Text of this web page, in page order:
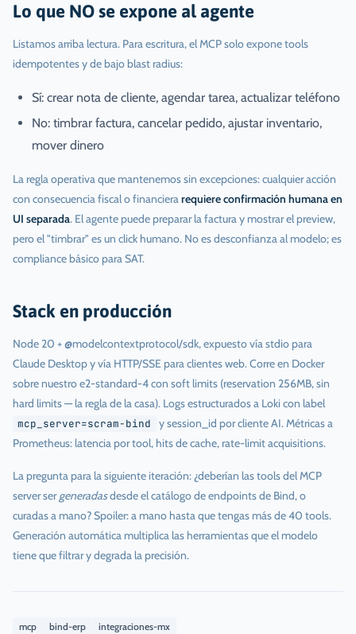
Lo que NO se expone al agente
Listamos arriba lectura. Para escritura, el MCP solo expone tools
idempotentes y de bajo blast radius:
Sí: crear nota de cliente, agendar tarea, actualizar teléfono
No: timbrar factura, cancelar pedido, ajustar inventario,
mover dinero
La regla operativa que mantenemos sin excepciones: cualquier acción
con consecuencia fiscal o financierarequiere confirmación humana en
UI separada. El agente puede preparar la factura y mostrar el preview,
pero el "timbrar" es un click humano. No es desconfianza al modelo; es
compliance básico para SAT.
Stack en producción
Node 20 + @modelcontextprotocol/sdk, expuesto vía stdio para
Claude Desktop y vía HTTP/SSE para clientes web. Corre en Docker
sobre nuestro e2-standard-4 con soft limits (reservation 256MB, sin
hard limits — la regla de la casa). Logs estructurados a Loki con label
mcp_server=scram-bind
y session_id por cliente AI. Métricas a
Prometheus: latencia por tool, hits de cache, rate-limit acquisitions.
La pregunta para la siguiente iteración: ¿deberían las tools del MCP
server sergeneradasdesde el catálogo de endpoints de Bind, o
curadas a mano? Spoiler: a mano hasta que tengas más de 40 tools.
Generación automática multiplica las herramientas que el modelo
tiene que filtrar y degrada la precisión.
mcp bind-erp integraciones-mx